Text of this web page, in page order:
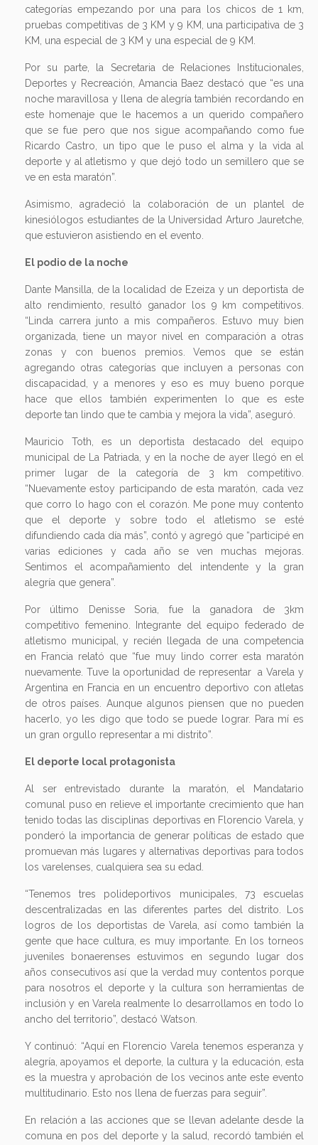
categorías empezando por una para los chicos de 1 km,
pruebas competitivas de 3 KM y 9 KM, una participativa de 3
KM, una especial de 3 KM y una especial de 9 KM.
Por su parte, la Secretaria de Relaciones Institucionales,
Deportes y Recreación, Amancia Baez destacó que “es una
noche maravillosa y llena de alegría también recordando en
este homenaje que le hacemos a un querido compañero
que se fue pero que nos sigue acompañando como fue
Ricardo Castro, un tipo que le puso el alma y la vida al
deporte y al atletismo y que dejó todo un semillero que se
ve en esta maratón”.
Asimismo, agradeció la colaboración de un plantel de
kinesiólogos estudiantes de la Universidad Arturo Jauretche,
que estuvieron asistiendo en el evento.
El podio de la noche
Dante Mansilla, de la localidad de Ezeiza y un deportista de
alto rendimiento, resultó ganador los 9 km competitivos.
“Linda carrera junto a mis compañeros. Estuvo muy bien
organizada, tiene un mayor nivel en comparación a otras
zonas y con buenos premios. Vemos que se están
agregando otras categorías que incluyen a personas con
discapacidad, y a menores y eso es muy bueno porque
hace que ellos también experimenten lo que es este
deporte tan lindo que te cambia y mejora la vida”, aseguró.
Mauricio Toth, es un deportista destacado del equipo
municipal de La Patriada, y en la noche de ayer llegó en el
primer lugar de la categoría de 3 km competitivo.
“Nuevamente estoy participando de esta maratón, cada vez
que corro lo hago con el corazón. Me pone muy contento
que el deporte y sobre todo el atletismo se esté
difundiendo cada día más”, contó y agregó que “participé en
varias ediciones y cada año se ven muchas mejoras.
Sentimos el acompañamiento del intendente y la gran
alegría que genera”.
Por último Denisse Soria, fue la ganadora de 3km
competitivo femenino. Integrante del equipo federado de
atletismo municipal, y recién llegada de una competencia
en Francia relató que “fue muy lindo correr esta maratón
nuevamente. Tuve la oportunidad de representar a Varela y
Argentina en Francia en un encuentro deportivo con atletas
de otros países. Aunque algunos piensen que no pueden
hacerlo, yo les digo que todo se puede lograr. Para mí es
un gran orgullo representar a mi distrito”.
El deporte local protagonista
Al ser entrevistado durante la maratón, el Mandatario
comunal puso en relieve el importante crecimiento que han
tenido todas las disciplinas deportivas en Florencio Varela, y
ponderó la importancia de generar políticas de estado que
promuevan más lugares y alternativas deportivas para todos
los varelenses, cualquiera sea su edad.
“Tenemos tres polideportivos municipales, 73 escuelas
descentralizadas en las diferentes partes del distrito. Los
logros de los deportistas de Varela, así como también la
gente que hace cultura, es muy importante. En los torneos
juveniles bonaerenses estuvimos en segundo lugar dos
años consecutivos así que la verdad muy contentos porque
para nosotros el deporte y la cultura son herramientas de
inclusión y en Varela realmente lo desarrollamos en todo lo
ancho del territorio”, destacó Watson.
Y continuó: “Aquí en Florencio Varela tenemos esperanza y
alegría, apoyamos el deporte, la cultura y la educación, esta
es la muestra y aprobación de los vecinos ante este evento
multitudinario. Esto nos llena de fuerzas para seguir”.
En relación a las acciones que se llevan adelante desde la
comuna en pos del deporte y la salud, recordó también el